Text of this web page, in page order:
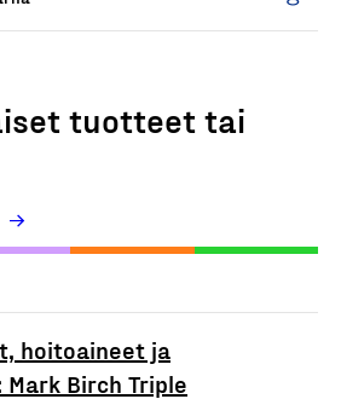
tuotteet tai
hoitoaineet ja
Birch Triple